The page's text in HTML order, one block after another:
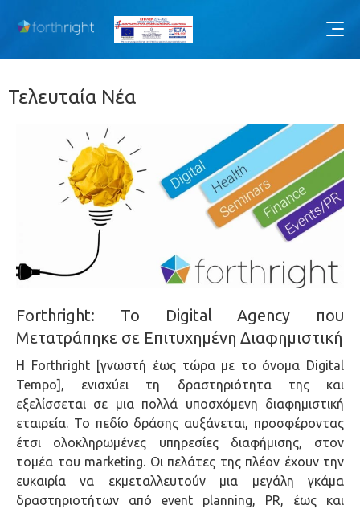
Τελευταία Νέα
Forthright: Το Digital Agency που
Μετατράπηκε σε Επιτυχημένη Διαφημιστική
Η Forthright [γνωστή έως τώρα με το όνομα Digital
Tempo], ενισχύει τη δραστηριότητα της και
εξελίσσεται σε μια πολλά υποσχόμενη διαφημιστική
εταιρεία. Το πεδίο δράσης αυξάνεται, προσφέροντας
έτσι ολοκληρωμένες υπηρεσίες διαφήμισης, στον
τομέα του marketing. Οι πελάτες της πλέον έχουν την
ευκαιρία να εκμεταλλευτούν μια μεγάλη γκάμα
δραστηριοτήτων από event planning, PR, έως και